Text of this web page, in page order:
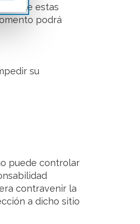
de estas
podrá
su
puede controlar
contravenir la
a dicho sitio